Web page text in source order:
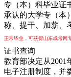
专（本）科毕业证
承认的大学专（本
称、提干、加薪、
正常毕业，可获得山东成考网
证书查询
教育部决定从2001
电子注册制度，并